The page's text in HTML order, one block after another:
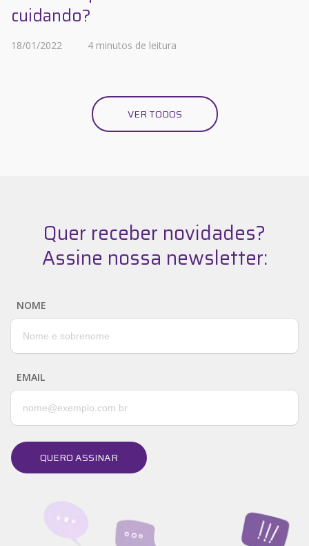
cuidando?
18/01/2022 4 minutos de leitura
VER TODOS
Quer receber novidades?
Assine nossa newsletter:
NOME
EMAIL
QUERO ASSINAR